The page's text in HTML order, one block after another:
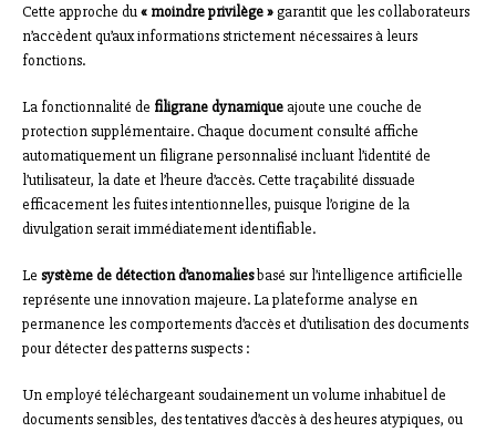
Cette approche du« moindre privilège »garantit que les collaborateurs
n’accèdent qu’aux informations strictement nécessaires à leurs
fonctions.
La fonctionnalité de filigrane dynamiqueajoute une couche de
protection supplémentaire. Chaque document consulté affiche
automatiquement un filigrane personnalisé incluant l’identité de
l’utilisateur, la date et l’heure d’accès. Cette traçabilité dissuade
efficacement les fuites intentionnelles, puisque l’origine de la
divulgation serait immédiatement identifiable.
Le système de détection d’anomaliesbasé sur l’intelligence artificielle
représente une innovation majeure. La plateforme analyse en
permanence les comportements d’accès et d’utilisation des documents
pour détecter des patterns suspects :
Un employé téléchargeant soudainement un volume inhabituel de
documents sensibles, des tentatives d’accès à des heures atypiques, ou